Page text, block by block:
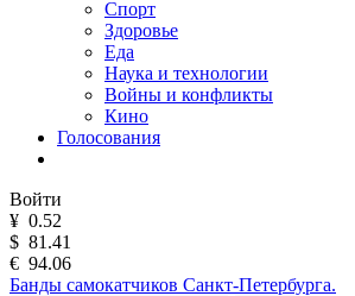
Спорт
Здоровье
Еда
Наука и технологии
Войны и конфликты
Кино
Голосования
Войти
¥ 0.52
$ 81.41
€ 94.06
Банды самокатчиков Санкт-Петербурга.